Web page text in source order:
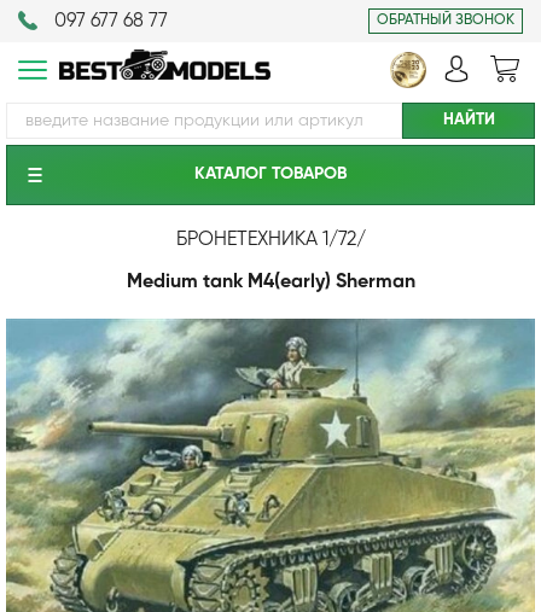
097 677 68 77 ОБРАТНЫЙ ЗВОНОК
КАТАЛОГ ТОВАРОВ
БРОНЕТЕХНИКА 1/72/
Medium tank M4(early) Sherman